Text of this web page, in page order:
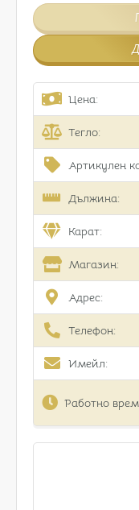
Цена:
Тегло:
Артикулен
Дължина:
Карат:
Магазин:
Адрес:
Телефон:
Имейл:
Работно